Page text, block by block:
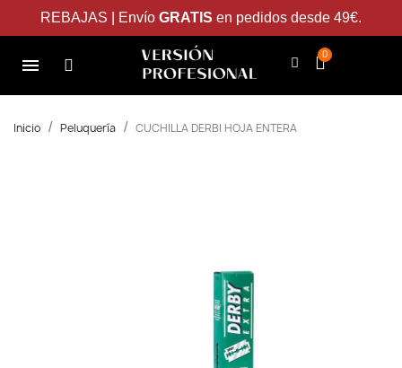
REBAJAS | Envío GRATIS en pedidos desde 49€.
Inicio Peluquería CUCHILLA DERBI HOJA ENTERA